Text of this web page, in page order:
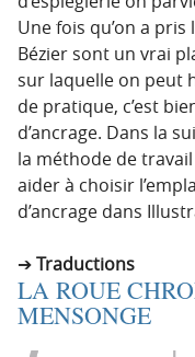
Une fois qu’on a
Bézier sont un vrai
sur laquelle on peut
de pratique, c’est
d’ancrage. Dans la
la méthode de
aider à choisir
d’ancrage dans
Traductions
LA ROUE
MENSONGE